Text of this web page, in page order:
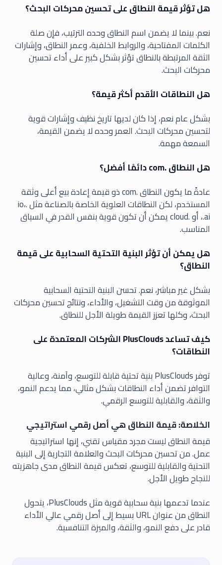
هل تؤثر قيمة النطاق على تحسين محركات البحث؟
نعم. بينما لا يضمن اسم النطاق وحده الترتيب، فإن صلة
الكلمات المفتاحية، والروابط الخلفية، وعمر النطاق، وإشارات
الثقة المرتبطة بالنطاق تؤثر بشكل كبير على أداء تحسين
محركات البحث.
هل النطاقات الأقدم أكثر قيمة؟
بشكل عام نعم، إذا كان لديها تاريخ نظيف وإشارات قوية
لتحسين محركات البحث. العمر وحده لا يضمن القيمة،
السمعة مهمة.
هل النطاق .com دائمًا أفضل؟
عادةً ما يكون النطاق .com ذو قيمة إعادة بيع أعلى وثقة
المستخدم، لكن النطاقات العلوية الخاصة بالصناعة مثل .io،
.ai، أو .cloud يمكن أن تكون قوية بنفس القدر في السياق
المناسب.
هل يمكن أن تؤثر البنية التحتية السحابية على قيمة
النطاق؟
بشكل غير مباشر، نعم. تحسن البنية التحتية السحابية
الموثوقة من وقت التشغيل، والأداء، ونتائج تحسين محركات
البحث، وكلها تعزز القيمة طويلة الأجل للنطاق.
كيف تساعد PlusClouds الشركات المعتمدة على
النطاقات؟
توفر PlusClouds بنية تحتية قابلة للتوسع، وآمنة، وعالية
التوافر تضمن أداء النطاقات بشكل مثالي، مما يدعم النمو،
والثقة، والقابلية للتوسع الرقمي.
الخلاصة: قيمة النطاق هي أصل رقمي استراتيجي
قيمة النطاق ليست مجرد مقياس تقني، إنها استراتيجية
عمل. من تحسين محركات البحث والعلامة التجارية إلى البنية
التحتية والقابلية للتوسع، تعكس قيمة النطاق مدى جاهزيته
للنجاح طويل الأجل.
عندما تدعمها بنية سحابية قوية مثل PlusClouds، يتحول
النطاق من عنوان URL بسيط إلى أصل رقمي عالي الأداء
قادر على دفع النمو، والثقة، والميزة التنافسية.